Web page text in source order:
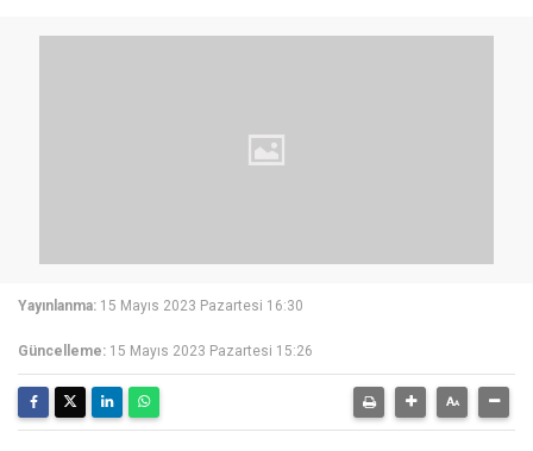
Yayınlanma: 15 Mayıs 2023 Pazartesi 16:30
Güncelleme: 15 Mayıs 2023 Pazartesi 15:26